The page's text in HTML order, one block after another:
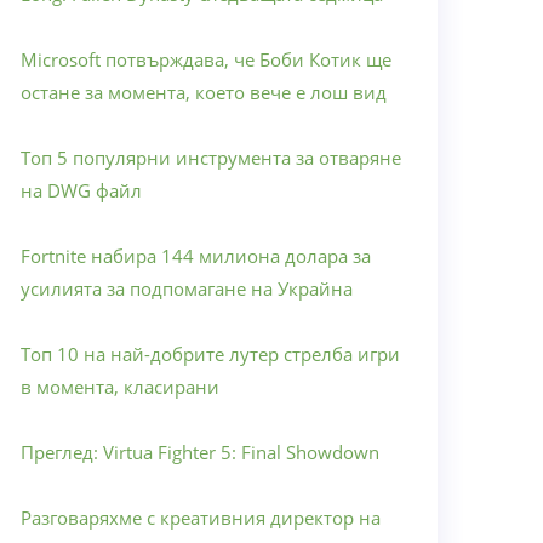
Microsoft потвърждава, че Боби Котик ще
остане за момента, което вече е лош вид
Топ 5 популярни инструмента за отваряне
на DWG файл
Fortnite набира 144 милиона долара за
усилията за подпомагане на Украйна
Топ 10 на най-добрите лутер стрелба игри
в момента, класирани
Преглед: Virtua Fighter 5: Final Showdown
Разговаряхме с креативния директор на